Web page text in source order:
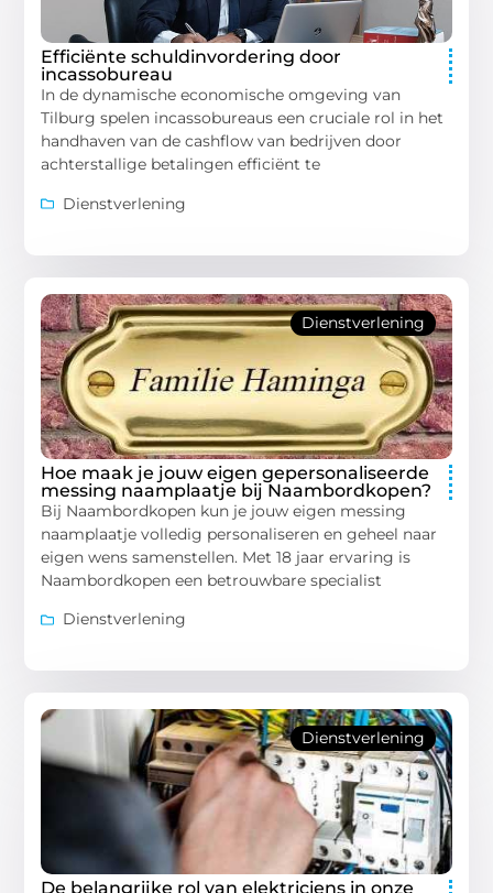
Efficiënte schuldinvordering door
incassobureau
In de dynamische economische omgeving van
Tilburg spelen incassobureaus een cruciale rol in het
handhaven van de cashflow van bedrijven door
achterstallige betalingen efficiënt te
Dienstverlening
Dienstverlening
Hoe maak je jouw eigen gepersonaliseerde
messing naamplaatje bij Naambordkopen?
Bij Naambordkopen kun je jouw eigen messing
naamplaatje volledig personaliseren en geheel naar
eigen wens samenstellen. Met 18 jaar ervaring is
Naambordkopen een betrouwbare specialist
Dienstverlening
Dienstverlening
De belangrijke rol van elektriciens in onze